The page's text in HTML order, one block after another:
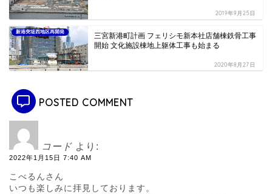
2019年9月25日
新港突堤西地区再開発
三宮新港町計画 フェリシモ新本社店舗棟鉄骨工事
開始 文化施設棟地上躯体工事も始まる
2020年8月27日
POSTED COMMENT
コード より:
2022年1月15日 7:40 AM
こべるんさん
いつも楽しみに拝見しております。